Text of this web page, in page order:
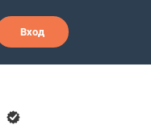
Вход